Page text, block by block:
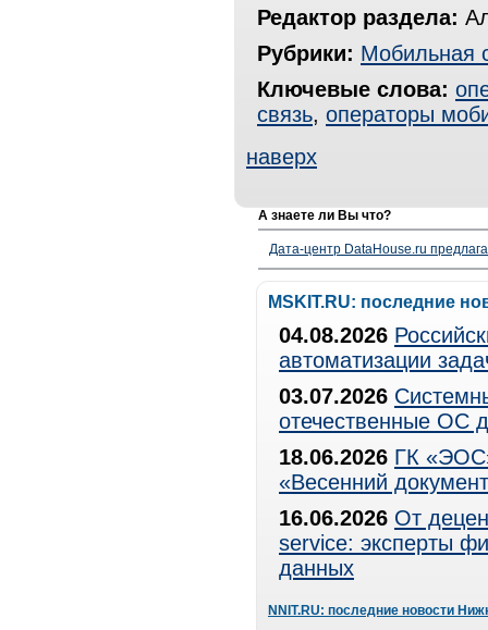
Редактор раздела:
Рубрики: Мобильная
Ключевые слова:
связь, операторы
наверх
А знаете ли Вы что?
Дата-центр DataHouse.ru
MSKIT.RU: последние
04.08.2026
автоматизации
03.07.2026
отечественные ОС
18.06.2026 ГК
«Весенний
16.06.2026 От
service: эксперты
данных
NNIT.RU: последние новости